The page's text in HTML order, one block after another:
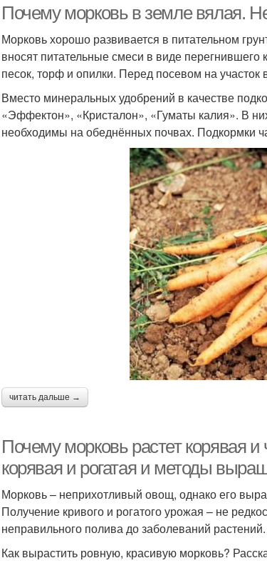
Почему морковь в земле вялая.
Морковь хорошо развивается в питательном
вносят питательные смеси в виде
песок, торф и опилки. Перед посевом на
Вместо минеральных удобрений в качестве
«Эффектон», «Кристалон», «Гуматы калия». В
необходимы на обеднённых почвах. Подкормки
читать дальше →
Почему морковь растет корявая
корявая и рогатая и методы
Морковь – неприхотливый овощ, однако его
Получение кривого и рогатого урожая – не
неправильного полива до заболеваний растений.
Как вырастить ровную, красивую морковь?